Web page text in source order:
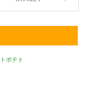
ポテト